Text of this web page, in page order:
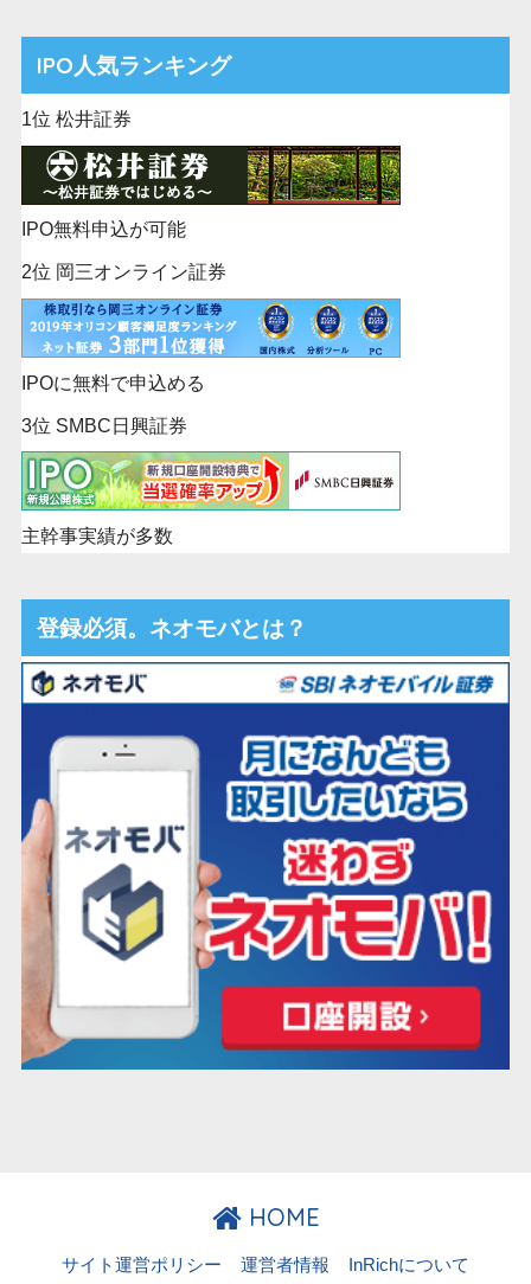
IPO人気ランキング
1位 松井証券
IPO無料申込が可能
2位 岡三オンライン証券
IPOに無料で申込める
3位 SMBC日興証券
主幹事実績が多数
登録必須。ネオモバとは？
HOME
サイト運営ポリシー 運営者情報 InRichについて